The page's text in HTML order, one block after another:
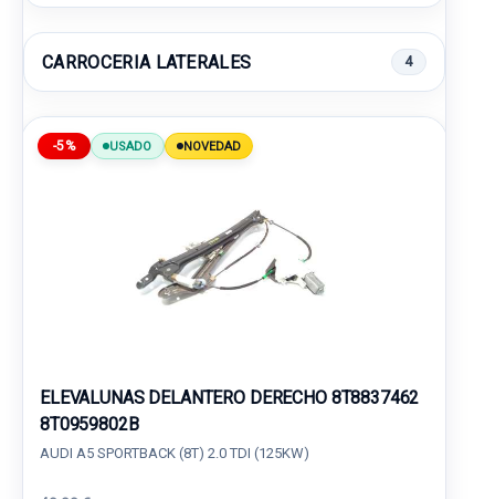
CARROCERIA LATERALES 4
-5% USADO NOVEDAD
ELEVALUNAS DELANTERO DERECHO 8T8837462
8T0959802B
AUDI A5 SPORTBACK (8T) 2.0 TDI (125KW)